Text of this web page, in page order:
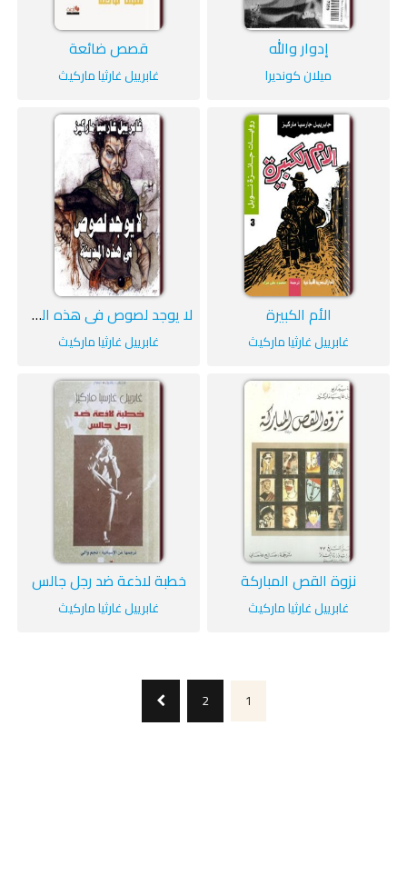
إدوار والله
ميلان كونديرا
قصص ضائعة
غابرييل غارثيا ماركيث
الأم الكبيرة
غابرييل غارثيا ماركيث
لا يوجد لصوص في هذه المدينة
غابرييل غارثيا ماركيث
نزوة القص المباركة
غابرييل غارثيا ماركيث
خطبة لاذعة ضد رجل جالس
غابرييل غارثيا ماركيث
1
2